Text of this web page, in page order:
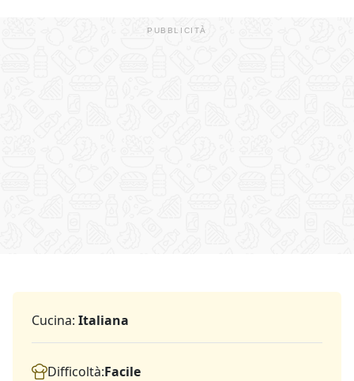
Cucina: Italiana
Difficoltà:Facile